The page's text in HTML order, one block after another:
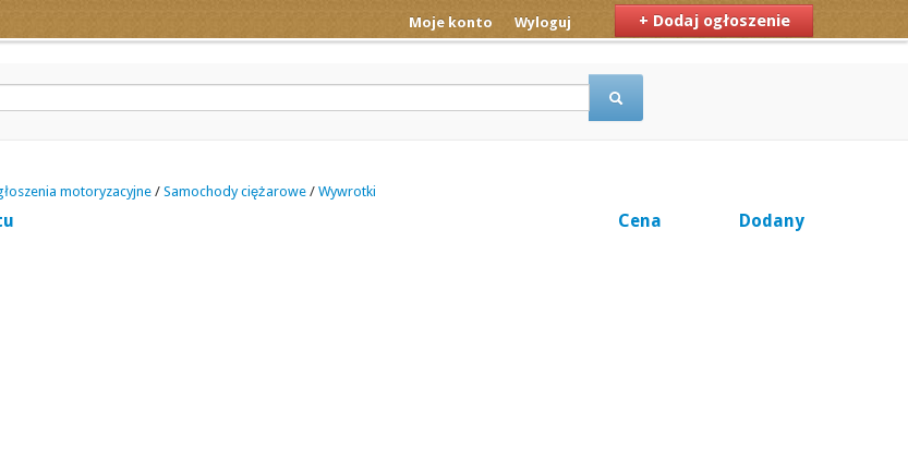
+ Dodaj ogłoszenie
Moje konto Wyloguj
motoryzacyjne/ Samochody ciężarowe / Wywrotki
Cena Dodany